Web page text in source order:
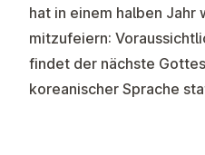
hat in einem halben Jahr
mitzufeiern:
findet der nächste
koreanischer Sprache